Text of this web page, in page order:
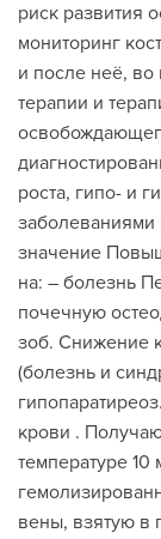
риск развития
мониторинг
и после неё, во
терапии и
роста, гипо- и
заболеваниями
значение
на: – болезнь
почечную
зоб. Снижение
(болезнь и
крови .
температуре
вены, взятую в